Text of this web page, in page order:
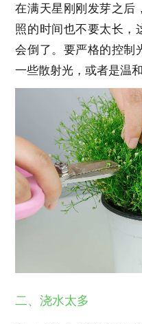
在满天星刚刚发芽之后
照的时间也不要太长，
会倒了。要严格的控制
一些散射光，或者是温
二、浇水太多